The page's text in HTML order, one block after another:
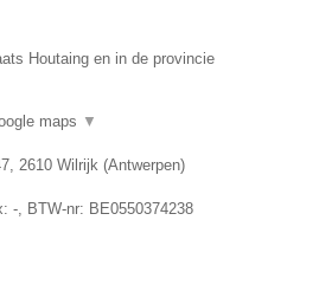
Houtaing en in de provincie
maps ▼
2610 Wilrijk (Antwerpen)
- , BTW-nr: BE0550374238